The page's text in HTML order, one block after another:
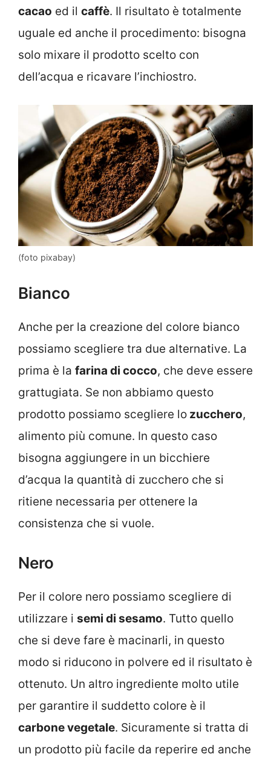
cacao ed il caffè. Il risultato è totalmente
uguale ed anche il procedimento: bisogna
solo mixare il prodotto scelto con
dell’acqua e ricavare l’inchiostro.
(foto pixabay)
Bianco
Anche per la creazione del colore bianco
possiamo scegliere tra due alternative. La
prima è la farina di cocco, che deve essere
grattugiata. Se non abbiamo questo
prodotto possiamo scegliere lo zucchero,
alimento più comune. In questo caso
bisogna aggiungere in un bicchiere
d’acqua la quantità di zucchero che si
ritiene necessaria per ottenere la
consistenza che si vuole.
Nero
Per il colore nero possiamo scegliere di
utilizzare i semi di sesamo. Tutto quello
che si deve fare è macinarli, in questo
modo si riducono in polvere ed il risultato è
ottenuto. Un altro ingrediente molto utile
per garantire il suddetto colore è il
carbone vegetale. Sicuramente si tratta di
un prodotto più facile da reperire ed anche